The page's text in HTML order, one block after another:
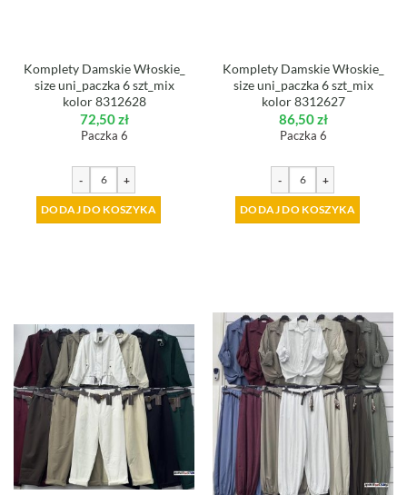
Komplety Damskie Włoskie_
size uni_paczka 6 szt_mix
kolor 8312628
72,50zł
Paczka 6
- +
DODAJ DO KOSZYKA
Komplety Damskie Włoskie_
size uni_paczka 6 szt_mix
kolor 8312627
86,50zł
Paczka 6
- +
DODAJ DO KOSZYKA